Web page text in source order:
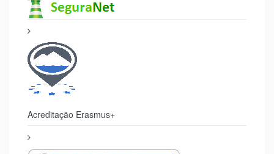
Acreditação Erasmus+